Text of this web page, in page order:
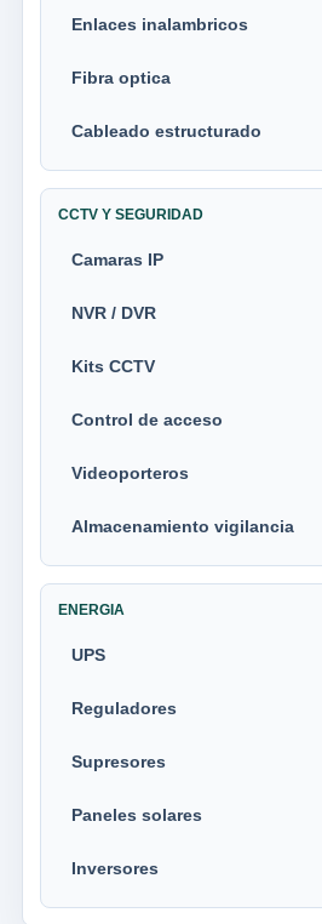
Enlaces inalambricos
Fibra optica
Cableado estructurado
CCTV Y SEGURIDAD
Camaras IP
NVR / DVR
Kits CCTV
Control de acceso
Videoporteros
Almacenamiento vigilancia
ENERGIA
UPS
Reguladores
Supresores
Paneles solares
Inversores